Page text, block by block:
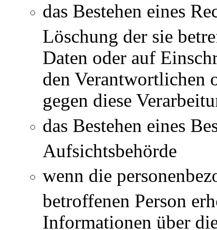
das Bestehen eines
Löschung der sie
Daten oder auf
den Verantwortlichen
gegen diese
das Bestehen eines
Aufsichtsbehörde
wenn die
betroffenen Person
Informationen über